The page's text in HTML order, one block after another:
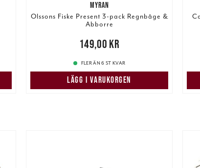
MYRAN
Olssons Fiske Present 3-pack Regnbåge &
Abborre
149,00 kr149,00 kr
FLER ÄN 6 ST KVAR
LÄGG I VARUKORGEN